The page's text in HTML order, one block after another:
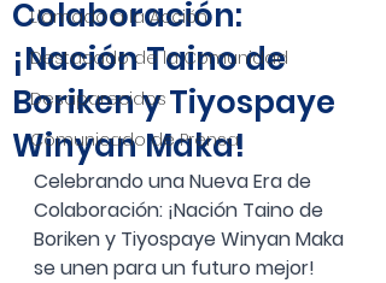
Llamado a la Acción
Destacado de la Comunidad
Desaparecidos
Comunicado de Prensa
Colaboración:
¡Nación Taino de
Boriken y Tiyospaye
Winyan Maka!
Celebrando una Nueva Era de
Colaboración: ¡Nación Taino de
Boriken y Tiyospaye Winyan Maka
se unen para un futuro mejor!